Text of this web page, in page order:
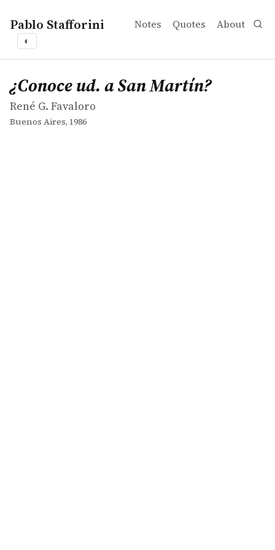
Pablo Stafforini Notes Quotes About
◐
works
René G. Favaloro
¿Conoce ud. a San Martín?
book
¿Conoce ud. a San Martín?
René G. Favaloro
Buenos Aires, 1986